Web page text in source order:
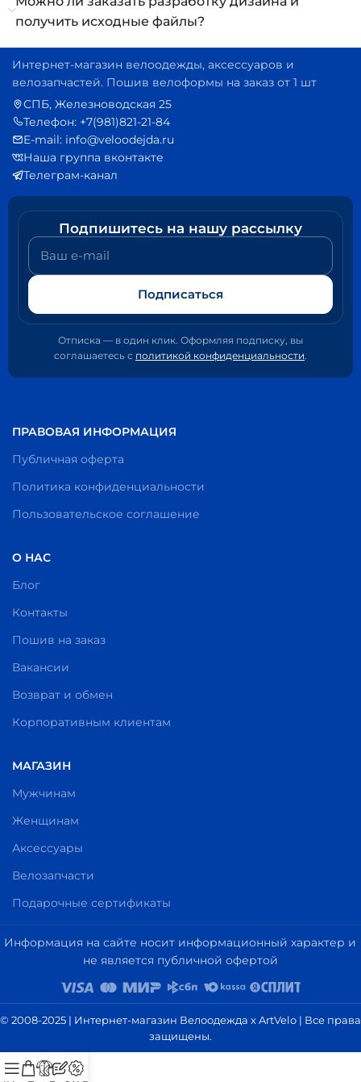
получить исходные файлы?
Интернет-магазин велоодежды, аксессуаров и
велозапчастей. Пошив велоформы на заказ от 1 шт
СПБ, Железноводская 25
Телефон: +7(981)821-21-84
E-mail: info@veloodejda.ru
Наша группа вконтакте
Телеграм-канал
Подпишитесь на нашу рассылку
Ваш e-mail
Подписаться
Отписка — в один клик. Оформляя подписку, вы
соглашаетесь с политикой конфиденциальности
ПРАВОВАЯ ИНФОРМАЦИЯ
Публичная оферта
Политика конфиденциальности
Пользовательское соглашение
О НАС
Блог
Контакты
Пошив на заказ
Вакансии
Возврат и обмен
Корпоративным клиентам
МАГАЗИН
Мужчинам
Женщинам
Аксессуары
Велозапчасти
Подарочные сертификаты
Информация на сайте носит информационный характер и
не является публичной офертой
© 2008-2025 | Интернет-магазин Велоодежда x ArtVelo | Все права
защищены.